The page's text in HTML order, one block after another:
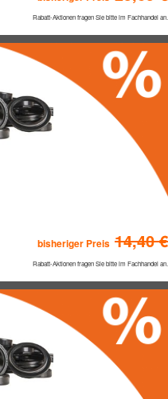
Rabatt-Aktionen fragen Sie bitte im Fachhandel an.
bisheriger Preis 14,40 €
Rabatt-Aktionen fragen Sie bitte im Fachhandel an.